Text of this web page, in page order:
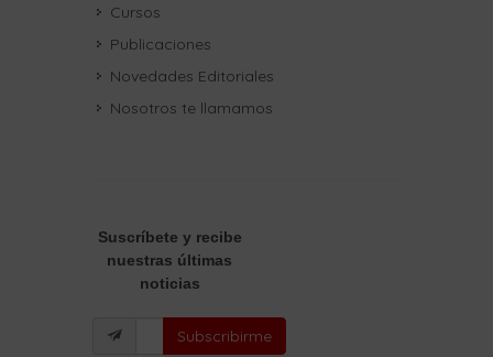
Cursos
Publicaciones
Novedades Editoriales
Nosotros te llamamos
Suscríbete y recibe
nuestras últimas
noticias
Subscribirme